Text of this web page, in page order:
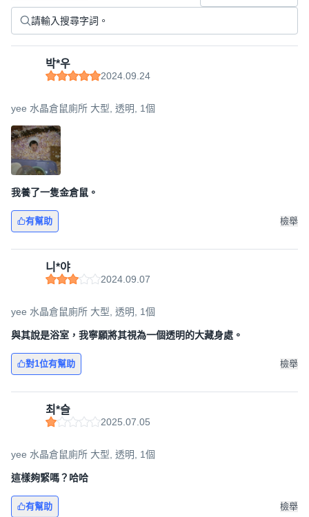
박*우
2024.09.24
yee 水晶倉鼠廁所 大型, 透明, 1個
我養了一隻金倉鼠。
有幫助 檢舉
니*야
2024.09.07
yee 水晶倉鼠廁所 大型, 透明, 1個
與其說是浴室，我寧願將其視為一個透明的大藏身處。
對1位有幫助 檢舉
최*슬
2025.07.05
yee 水晶倉鼠廁所 大型, 透明, 1個
這樣夠緊嗎？哈哈
有幫助 檢舉